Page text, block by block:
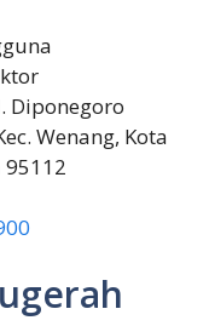
Diponegoro
Wenang, Kota